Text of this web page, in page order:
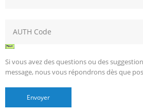
Si vous avez des questions ou des
message, nous vous répondrons dès que